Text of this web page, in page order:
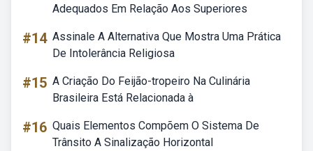
Adequados Em Relação Aos Superiores
#14 Assinale A Alternativa Que Mostra Uma Prática
De Intolerância Religiosa
#15 A Criação Do Feijão-tropeiro Na Culinária
Brasileira Está Relacionada à
#16 Quais Elementos Compõem O Sistema De
Trânsito A Sinalização Horizontal